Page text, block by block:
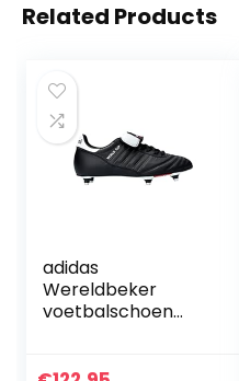
Related Products
adidas
Wereldbeker
voetbalschoen